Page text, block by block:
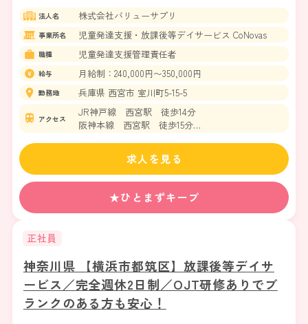
法人名 株式会社バリューサプリ
事業所名 児童発達支援・放課後等デイサービス CoNovas
職種 児童発達支援管理責任者
給与 月給制：240,000円〜350,000円
勤務地 兵庫県 西宮市 室川町5-15-5
アクセス
JR神戸線 西宮駅 徒歩14分
阪神本線 西宮駅 徒歩15分
★ひとまずキープ
求人を見る
正社員
神奈川県 【横浜市都筑区】放課後等デイサ
ービス／完全週休2日制／OJT研修ありでブ
ランクのある方も安心！